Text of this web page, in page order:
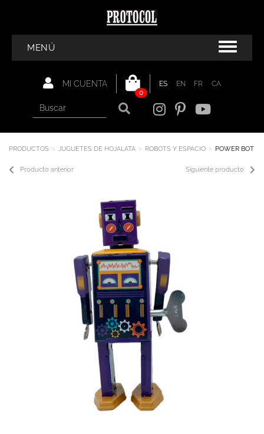
MENÚ
ES EN FR
CA
0
MI CUENTA
PRODUCTOS JUGUETES DE HOJALATA ROBOTS Y ESPACIO POWER BOT
Siguiente producto
Producto anterior